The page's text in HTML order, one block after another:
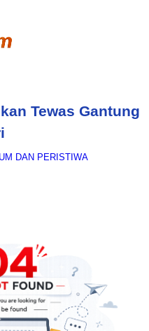
Tewas Gantung
DAN PERISTIWA